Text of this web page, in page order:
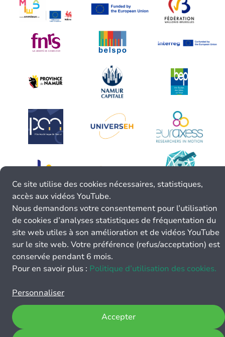
Ce site utilise des cookies nécessaires, statistiques,
accès aux vidéos YouTube.
Nous demandons votre consentement pour l’utilisation
de cookies d’analyses statistiques de fréquentation du
site web utiles à son amélioration et de vidéos YouTube
sur le site web. Votre préférence (refus/acceptation) est
conservée pendant 6 mois.
Pour en savoir plus : Politique d’utilisation des cookies.
Personnaliser
Accepter